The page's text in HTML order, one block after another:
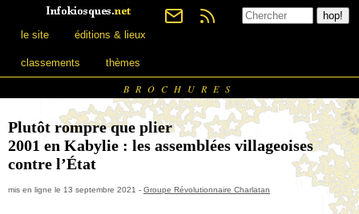
le site éditions & lieux
classements thèmes
BROCHURES
Plutôt rompre que plier
2001 en Kabylie : les assemblées villageoises
contre l’État
mis en ligne le 13 septembre 2021 - Groupe Révolutionnaire Charlatan